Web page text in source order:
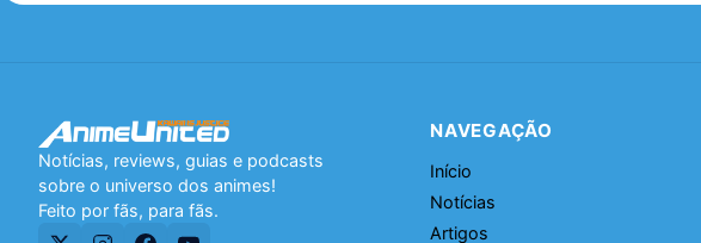
Notícias, reviews, guias e podcasts
sobre o universo dos animes!
Feito por fãs, para fãs.
NAVEGAÇÃO
Início
Notícias
Artigos